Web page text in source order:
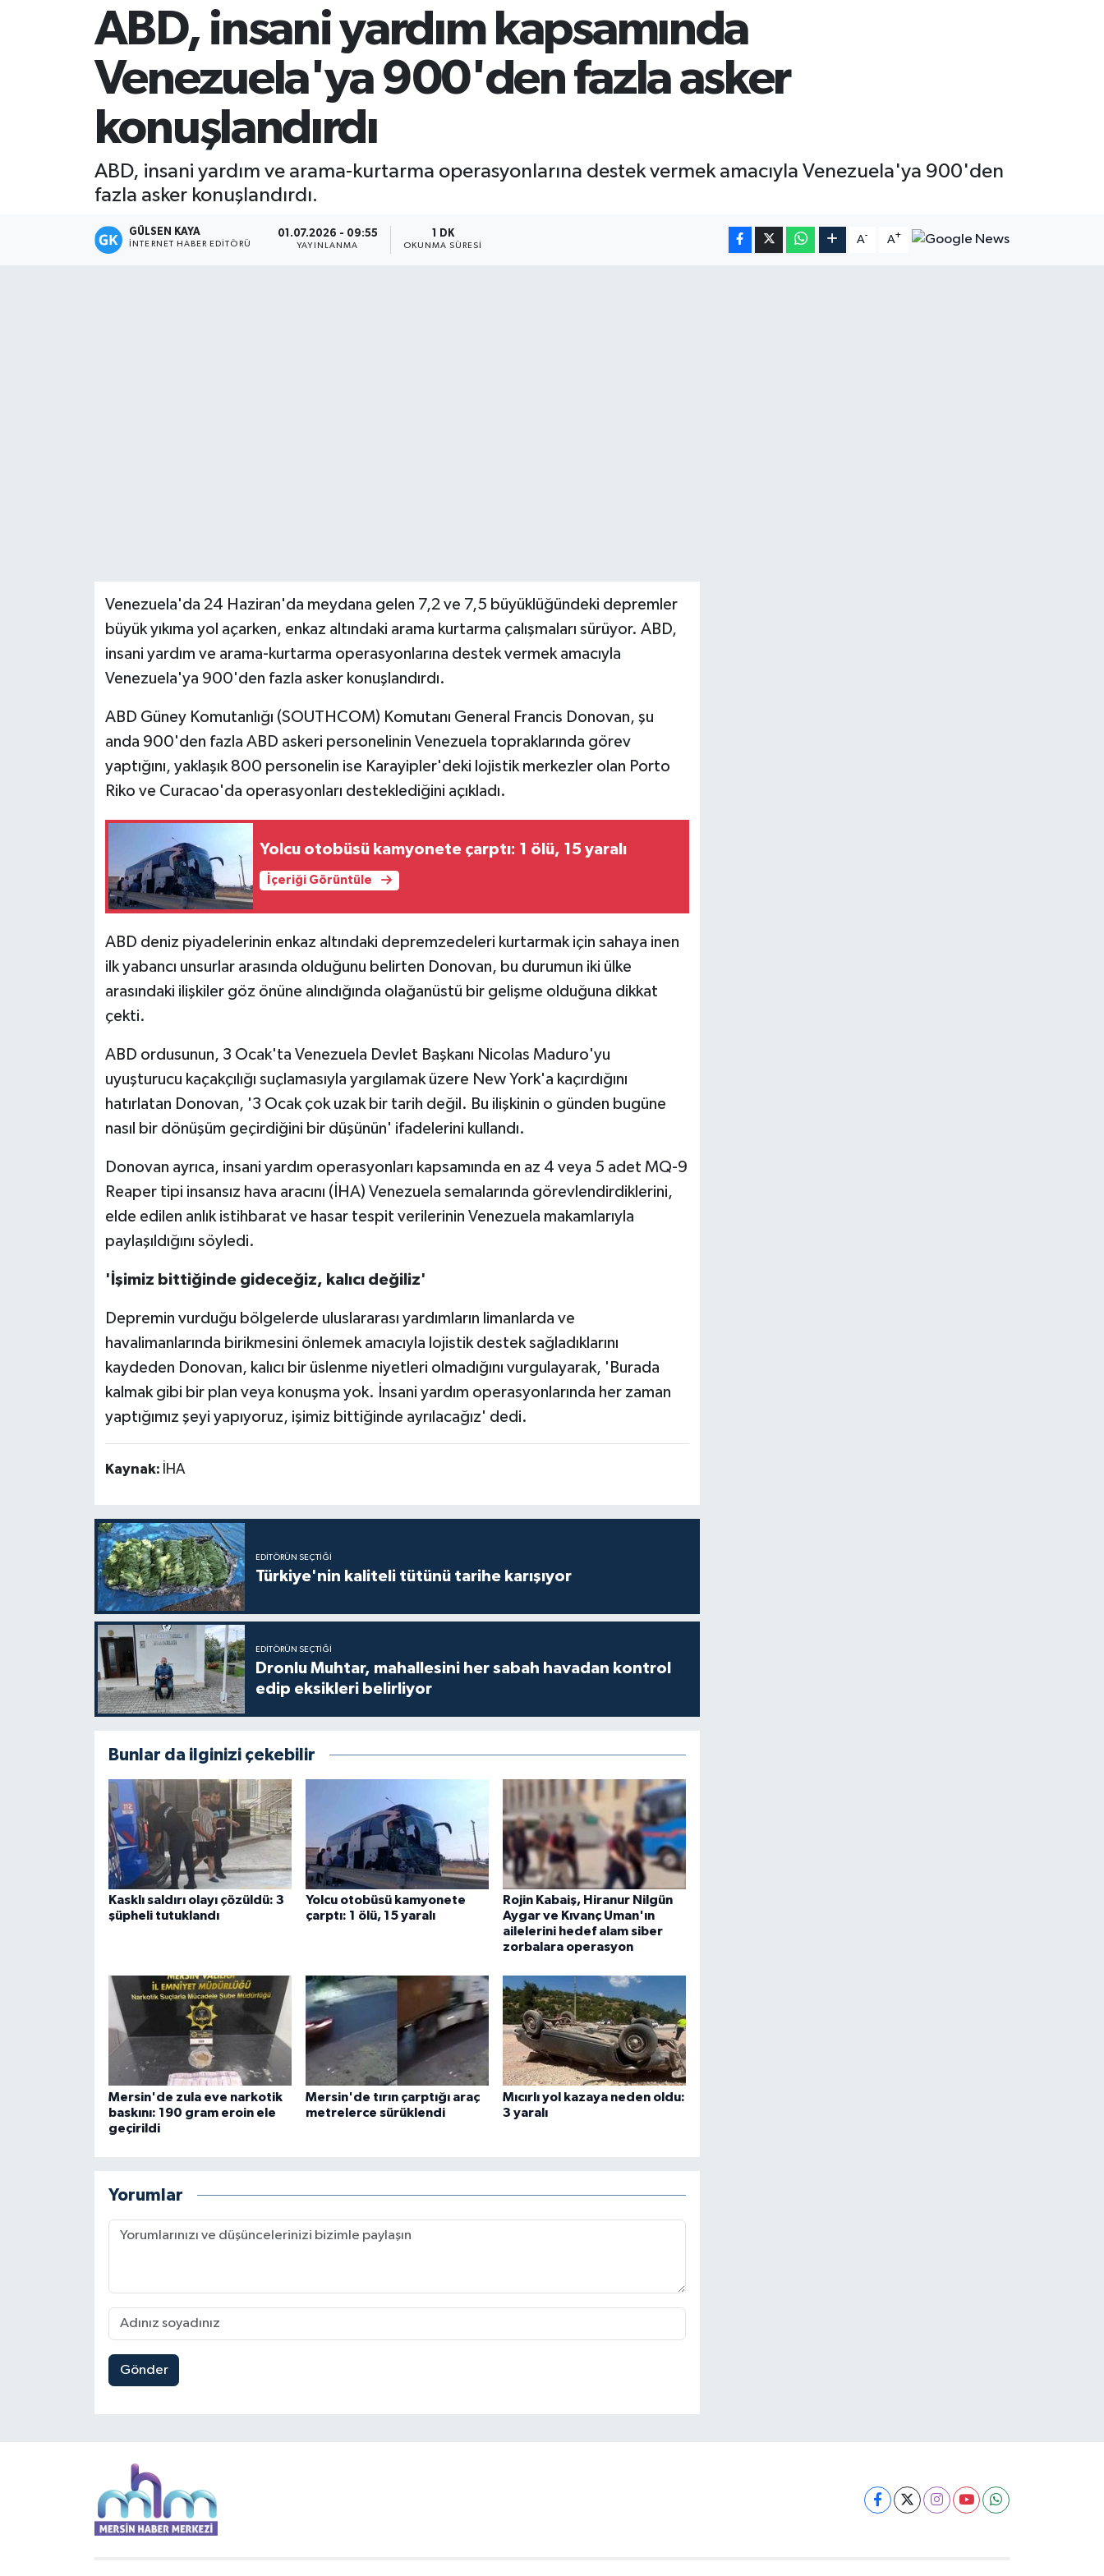
ABD, insani yardım kapsamında
Venezuela'ya 900'den fazla asker
konuşlandırdı
ABD, insani yardım ve arama-kurtarma operasyonlarına destek vermek amacıyla Venezuela'ya 900'den
fazla asker konuşlandırdı.
GÜLSEN KAYA
İNTERNET HABER EDITÖRÜ
01.07.2026 - 09:55
YAYINLANMA
1 DK
OKUNMA SÜRESI
A- A+
Venezuela'da 24 Haziran'da meydana gelen 7,2 ve 7,5 büyüklüğündeki depremler
büyük yıkıma yol açarken, enkaz altındaki arama kurtarma çalışmaları sürüyor. ABD,
insani yardım ve arama-kurtarma operasyonlarına destek vermek amacıyla
Venezuela'ya 900'den fazla asker konuşlandırdı.
ABD Güney Komutanlığı (SOUTHCOM) Komutanı General Francis Donovan, şu
anda 900'den fazla ABD askeri personelinin Venezuela topraklarında görev
yaptığını, yaklaşık 800 personelin ise Karayipler'deki lojistik merkezler olan Porto
Riko ve Curacao'da operasyonları desteklediğini açıkladı.
Yolcu otobüsü kamyonete çarptı: 1 ölü, 15 yaralı
İçeriği Görüntüle
ABD deniz piyadelerinin enkaz altındaki depremzedeleri kurtarmak için sahaya inen
ilk yabancı unsurlar arasında olduğunu belirten Donovan, bu durumun iki ülke
arasındaki ilişkiler göz önüne alındığında olağanüstü bir gelişme olduğuna dikkat
çekti.
ABD ordusunun, 3 Ocak'ta Venezuela Devlet Başkanı Nicolas Maduro'yu
uyuşturucu kaçakçılığı suçlamasıyla yargılamak üzere New York'a kaçırdığını
hatırlatan Donovan, '3 Ocak çok uzak bir tarih değil. Bu ilişkinin o günden bugüne
nasıl bir dönüşüm geçirdiğini bir düşünün' ifadelerini kullandı.
Donovan ayrıca, insani yardım operasyonları kapsamında en az 4 veya 5 adet MQ-9
Reaper tipi insansız hava aracını (İHA) Venezuela semalarında görevlendirdiklerini,
elde edilen anlık istihbarat ve hasar tespit verilerinin Venezuela makamlarıyla
paylaşıldığını söyledi.
'İşimiz bittiğinde gideceğiz, kalıcı değiliz'
Depremin vurduğu bölgelerde uluslararası yardımların limanlarda ve
havalimanlarında birikmesini önlemek amacıyla lojistik destek sağladıklarını
kaydeden Donovan, kalıcı bir üslenme niyetleri olmadığını vurgulayarak, 'Burada
kalmak gibi bir plan veya konuşma yok. İnsani yardım operasyonlarında her zaman
yaptığımız şeyi yapıyoruz, işimiz bittiğinde ayrılacağız' dedi.
Kaynak: İHA
EDITÖRÜN SEÇTIĞI
Türkiye'nin kaliteli tütünü tarihe karışıyor
EDITÖRÜN SEÇTIĞI
Dronlu Muhtar, mahallesini her sabah havadan kontrol
edip eksikleri belirliyor
Bunlar da ilginizi çekebilir
Kasklı saldırı olayı çözüldü: 3
şüpheli tutuklandı
Yolcu otobüsü kamyonete
çarptı: 1 ölü, 15 yaralı
Rojin Kabaiş, Hiranur Nilgün
Aygar ve Kıvanç Uman'ın
ailelerini hedef alam siber
zorbalara operasyon
Mersin'de zula eve narkotik
baskını: 190 gram eroin ele
geçirildi
Mersin'de tırın çarptığı araç
metrelerce sürüklendi
Mıcırlı yol kazaya neden oldu:
3 yaralı
Yorumlar
Gönder
Magazin
Mersin Tarihi
Politika
Resmi İlan